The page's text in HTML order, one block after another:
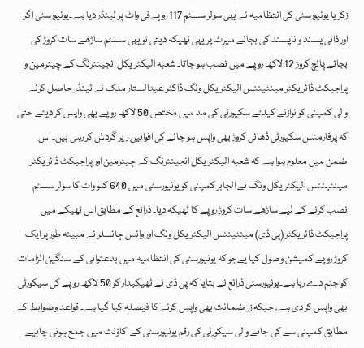
زکریا یونیورسٹی کی انتظامیہ نے یہی سولر سسٹم 117 روپےفی واٹ پر ٹینڈر دیا ہے۔یونیورسٹی اگر
اور ذاتی پسند و ناپسند کی بجائے میرٹ پر یہی ٹھیکہ دیتی تو یہی سسٹم ساڑھے سات کروڑ کی
بجائے پانچ کروڑ 12 لاکھ روپے میں نصب ہو جاتا۔ شعبہ الیکٹریکل انجینئرنگ کے چیئرمین و
پراجیکٹ ڈائریکٹر مینٹیننس الیکٹریکل ونگ ڈاکٹر عبدالستار ملک نے ٹینڈر حاصل کرنے
والی کمپنی کو نوازنے کیلئے سکیورٹی کی مد میں مختص 50 لاکھ روپے بھی واپس کر دیئے حتیٰ
کہ پرفارمنس سکیورٹی ڈھائی کروڑ بھی واپس ہو جانے کی افواہیں زیر گردش کر رہی ہیں۔ اس
ضمن میں معلوم ہوا ہے کہ شعبہ الیکٹریکل انجینئرنگ کے چیئرمین اور پراجیکٹ ڈائریکٹر
مینٹیننس الیکٹریکل ونگ نے الجابر کمپنی کو یونیورسٹی میں 640 کلو واٹ کا سولر سسٹم
نصب کرنے کے لیے ساڑھے سات کروڑ روپے کا ٹھیکہ دیا۔ ذرائع کے مطابق اس ٹھیکے میں
پراجیکٹ ڈائریکٹر (پی ڈی) مینٹیننس الیکٹریکل ونگ اور وائس چانسلر نے مبینہ طور پر ایک
کروڑ روپے کمیشن وصول کیا یےجو کہ یونیورسٹی کی انتظامیہ میں بدعنوانی کے سنگین الزامات
کو جنم دے رہا ہے۔یونیورسٹی ذرائع نے بتایا کہ پی ڈی نے ٹھیکیدار کو 50 لاکھ روپے کی سیکورٹی
بھی واپس کر دی ہے، جبکہ زر ضمانت بھی واپس کرنے کا فیصلہ کیا گیا ہے۔ قواعد وضوابط کے
مطابق کمپنی سے کی جانے والی سیکورٹی کی رقم یونیورسٹی کے اکاؤنٹ میں جمع ہونی چاہیے